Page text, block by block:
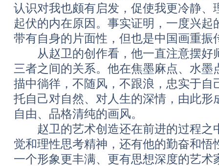
认识对我也颇有启发，促使我更冷静、
起伏的内在原因。事实证明，一度兴起
带有自身的片面性，但也是中国画重振
从赵卫的创作看，他一直注意摆好
三者之间的关系。他在焦墨麻点、水墨
描中徜徉，不随风，不跟浪，忠实于自
托自己对自然、对人生的深情，由此形
自由、品格清纯的画风。
赵卫的艺术创造还在前进的过程之
觉和理性思考精神，还有他的勤奋和悟
一个形象更丰满、更有思想深度的艺术